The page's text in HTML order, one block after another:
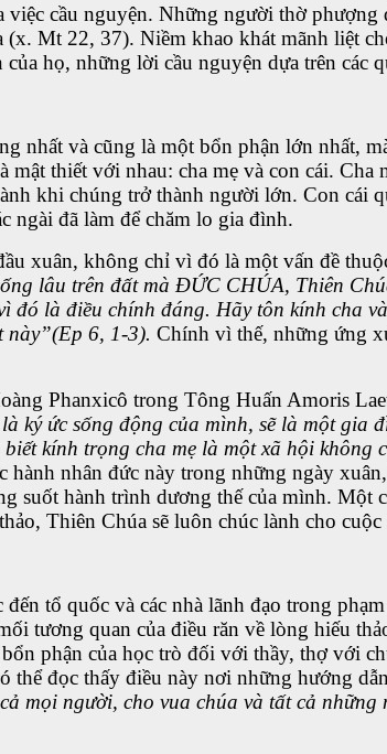
cầu nguyện. Những người thờ
Mt 22, 37). Niềm khao khát mãnh liệt
họ, những lời cầu nguyện dựa trên
nhất và cũng là một bổn phận lớn nhất,
thiết với nhau: cha mẹ và con cái.
khi chúng trở thành người lớn. Con cái
ngài đã làm để chăm lo gia đình.
xuân, không chỉ vì đó là một vấn đề
lâu trên đất mà ĐỨC CHÚA, Thiên
đó là điều chính đáng. Hãy tôn kính cha
này”(Ep 6, 1-3). Chính vì thế, những ứng
Phanxicô trong Tông Huấn Amoris
ký ức sống động của mình, sẽ là một
kính trọng cha mẹ là một xã hội
hành nhân đức này trong những ngày
suốt hành trình dương thế của mình.
Thiên Chúa sẽ luôn chúc lành cho
tổ quốc và các nhà lãnh đạo trong
tương quan của điều răn về lòng hiếu
phận của học trò đối với thầy, thợ với
thể đọc thấy điều này nơi những hướng
mọi người, cho vua chúa và tất cả